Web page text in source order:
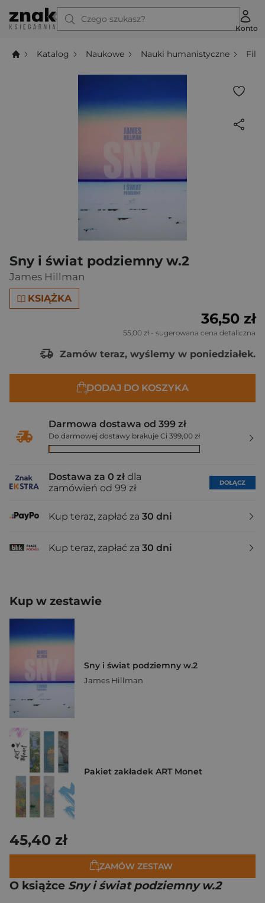
Czego szukasz?
Konto
Katalog Naukowe Nauki humanistyczne
Sny i świat podziemny w.2
James Hillman
KSIĄŻKA
36,50 zł
55,00 zł - sugerowana cena detaliczna
Zamów teraz, wyślemy w poniedziałek.
DODAJ DO KOSZYKA
Darmowa dostawa od 399 zł
Do darmowej dostawy brakuje Ci 399,00 zł
Dostawa za 0 zł dla
zamówień od 99 zł
DOŁĄCZ
Kup teraz, zapłać za 30 dni
Kup teraz, zapłać za 30 dni
Kup w zestawie
Sny i świat podziemny w.2
James Hillman
Pakiet zakładek ART Monet
45,40 zł
ZAMÓW ZESTAW
O książce Sny i świat podziemny w.2